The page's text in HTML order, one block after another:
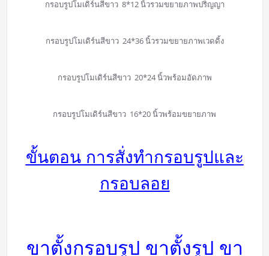
กรอบรูปโมเดิร์นสีขาว 8*12 นิ้วรวมขยายภาพปริญญา
กรอบรูปโมเดิร์นสีขาว 24*36 นิ้วรวมขยายภาพเวดดิ้ง
กรอบรูปโมเดิร์นสีขาว 20*24 นิ้วพร้อมอัดภาพ
กรอบรูปโมเดิร์นสีขาว 16*20 นิ้วพร้อมขยายภาพ
ขั้นตอน การสั่งทำกรอบรูปและ
กรอบลอย
ขาตั้งกรอบรูป ขาตั้งรูป ขา